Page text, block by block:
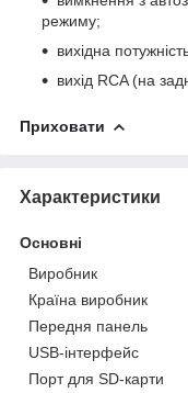
режиму;
вихідна
вихід RCA (на
Приховати
Характеристики
Основні
Виробник
Країна виробник
Передня панель
USB-інтерфейс
Порт для SD-карти